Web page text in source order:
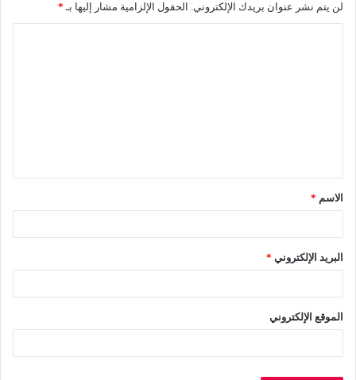
لن يتم نشر عنوان بريدك الإلكتروني. الحقول الإلزامية مشار إليها بـ *
ق
*الاسم *
البريد الإلكتروني *
الموقع الإلكتروني